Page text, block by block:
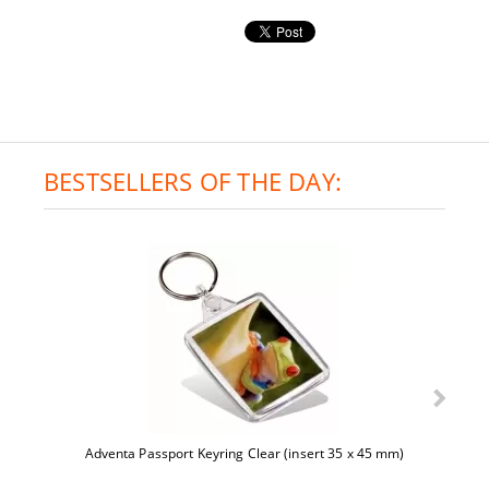
BESTSELLERS OF THE DAY:
Adventa Passport Keyring Clear (insert 35 x 45 mm)